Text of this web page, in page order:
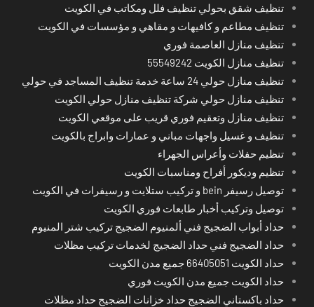
تنظيف شقق بحولي تنظيف فلل ومكاتب في الكويت
تنظيف مطاعم و كافيهات و مقاهي و مؤسسات في الكويت
تنظيف منازل العاصمة فوري
تنظيف منازل الكويت 55549242
تنظيف منازل حولي 24 ساعة خدمة تنظيف المساجد في حولي
تنظيف منازل حولي شركة تنظيف منازل حولي الكويت
تنظيف منازل وتعقيم فوري قريب على موقعي الكويت
تنظيف و غسيل واجهات مباني و عمارات وابراج بالكويت
تنظيم حفلات وأعراس الجهراء
تنظيم وديكور أفراح ومناسبات الكويت
توصيل رسيفر bein و تركيب ستلايت و رسيفرات في الكويت
توصيل وتركيب أخبار طابعات فوري الكويت
حداد أبواب الضجيج فني ألمنيوم الضجيج تركيب شتر المنيوم
حداد الضجيج فني حداد الضجيج لخدمات تركيب مظلات
حداد الكويت 66405051 جميع مدن الكويت
حداد الكويت جميع مدن الكويت فوري
حداد باكستاني الضجيج حداد خزانات الضجيج حداد مظلات